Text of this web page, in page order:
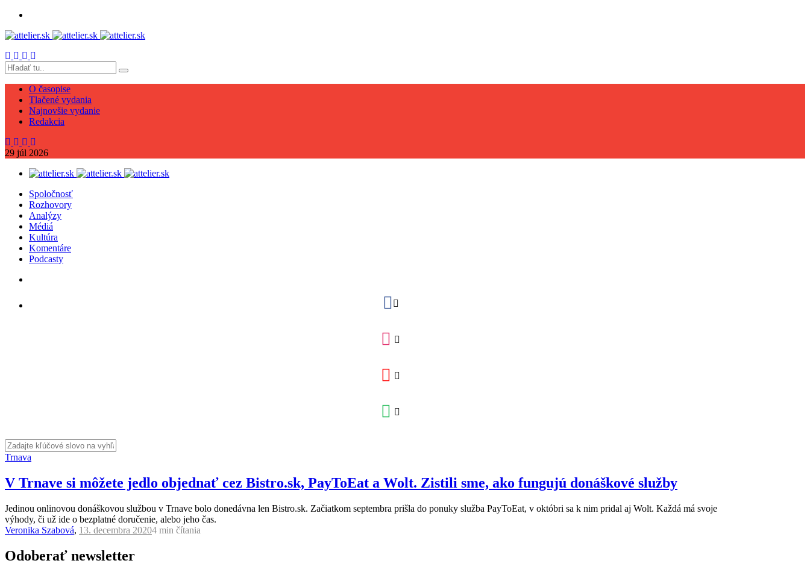
O časopise
Tlačené vydania
Najnovšie vydanie
Redakcia
29 júl 2026
Spoločnosť
Rozhovory
Analýzy
Médiá
Kultúra
Komentáre
Podcasty
Trnava
V Trnave si môžete jedlo objednať cez Bistro.sk, PayToEat a Wolt. Zistili sme, ako fungujú donáškové služby
Jedinou onlinovou donáškovou službou v Trnave bolo donedávna len Bistro.sk. Začiatkom septembra prišla do ponuky služba PayToEat, v októbri sa k nim pridal aj Wolt. Každá má svoje
výhody, či už ide o bezplatné doručenie, alebo jeho čas.
Veronika Szabová, 13. decembra 20204 min čítania
Odoberať newsletter